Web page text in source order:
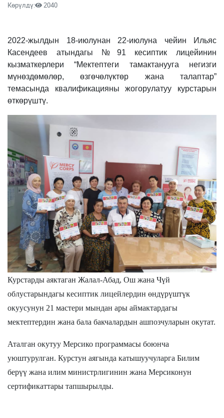
Көрүлдү: 2040
2022-жылдын 18-июлунан 22-июлуна чейин Ильяс
Касендеев атындагы №91 кесиптик лицейинин
кызматкерлери “Мектептеги тамактанууга негизги
мүнөздөмөлөр, өзгөчөлүктөр жана талаптар”
темасында квалификацияны жогорулатуу курстарын
өткөрүштү.
Курстарды аяктаган Жалал-Абад, Ош жана Чүй
облустарындагы кесиптик лицейлердин өндүрүштүк
окуусунун 21 мастери мындан ары аймактардагы
мектептердин жана бала бакчалардын ашпозчуларын окутат.
Аталган окутуу Мерсико программасы боюнча
уюштурулган. Курстун аягында катышуучуларга Билим
берүү жана илим министрлигинин жана Мерсиконун
сертификаттары тапшырылды.